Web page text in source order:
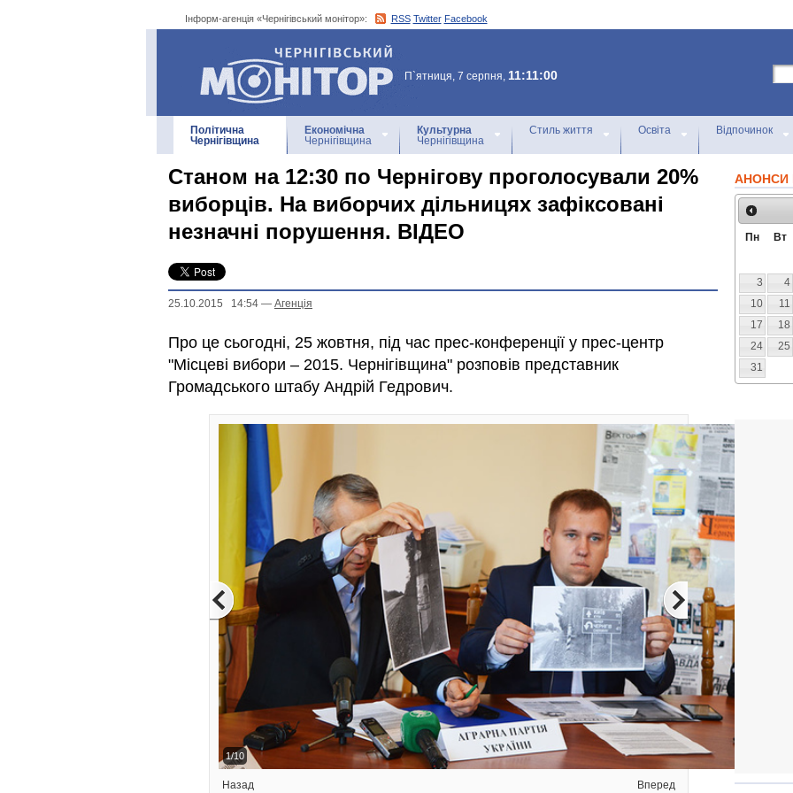
Інформ-агенція «Чернігівський монітор»: RSS Twitter Facebook
Інформ-агенція
«Чернігівський монітор»
П`ятниця, 7 серпня, 11:11:00
Політична
Чернігівщина
Економічна
Чернігівщина
Культурна
Чернігівщина
Стиль життя Освіта Відпочинок
Станом на 12:30 по Чернігову проголосували 20%
виборців. На виборчих дільницях зафіксовані
незначні порушення. ВІДЕО
25.10.2015 14:54 — Агенцiя
Про це сьогодні, 25 жовтня, під час прес-конференції у прес-центр
"Місцеві вибори – 2015. Чернігівщина" розповів представник
Громадського штабу Андрій Гедрович.
2/10
Назад Вперед
АНОНСИ
Пн Вт
3
4
10
11
17
18
24
25
31